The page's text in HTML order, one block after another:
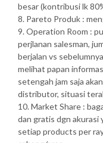
besar (kontribusi lk
8. Pareto Produk :
9. Operation Room :
perjlanan salesman,
berjalan vs
melihat papan
setengah jam saja
distributor, situasi
10. Market Share :
dan gratis dgn
setiap products per